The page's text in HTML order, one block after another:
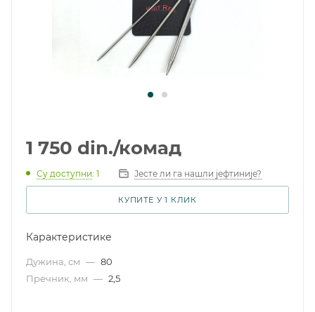
1 750 din./комад
Су доступни: 1 Јесте ли га нашли јефтиније?
КУПИТЕ У 1 КЛИК
Карактеристике
Дужина, см — 80
Пречник, мм — 2,5